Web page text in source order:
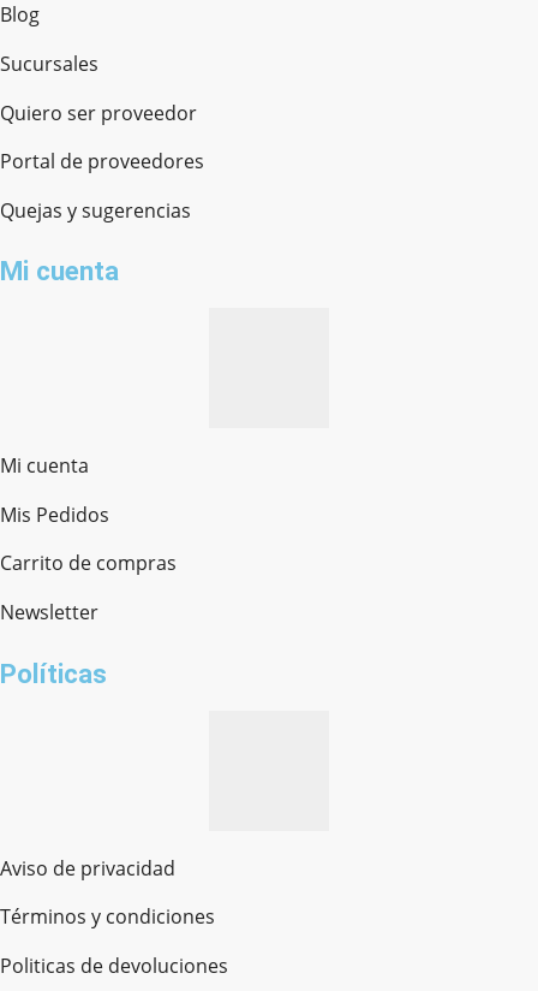
Blog
Sucursales
Quiero ser proveedor
Portal de proveedores
Quejas y sugerencias
Mi cuenta
Mi cuenta
Mis Pedidos
Carrito de compras
Newsletter
Políticas
Aviso de privacidad
Términos y condiciones
Politicas de devoluciones